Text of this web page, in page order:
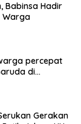
Babinsa Hadir
Warga
percepat
di
Gerakan